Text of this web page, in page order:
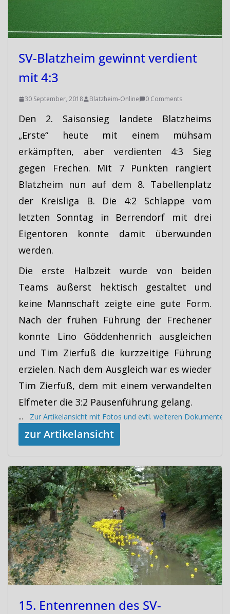
SV-Blatzheim gewinnt verdient
mit 4:3
30 September, 2018 Blatzheim-Online 0 Comments
Den 2. Saisonsieg landete Blatzheims
„Erste“ heute mit einem mühsam
erkämpften, aber verdienten 4:3 Sieg
gegen Frechen. Mit 7 Punkten rangiert
Blatzheim nun auf dem 8. Tabellenplatz
der Kreisliga B. Die 4:2 Schlappe vom
letzten Sonntag in Berrendorf mit drei
Eigentoren konnte damit überwunden
werden.
Die erste Halbzeit wurde von beiden
Teams äußerst hektisch gestaltet und
keine Mannschaft zeigte eine gute Form.
Nach der frühen Führung der Frechener
konnte Lino Göddenhenrich ausgleichen
und Tim Zierfuß die kurzzeitige Führung
erzielen. Nach dem Ausgleich war es wieder
Tim Zierfuß, dem mit einem verwandelten
Elfmeter die 3:2 Pausenführung gelang.
...Zur Artikelansicht mit Fotos und evtl. weiteren Dokumenten
zur Artikelansicht
15. Entenrennen des SV-